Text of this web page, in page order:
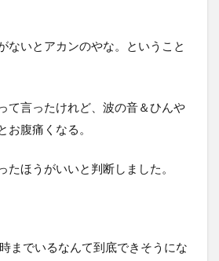
ないとアカンのやな。ということ
て言ったけれど、波の音＆ひんや
お腹痛くなる。
たほうがいいと判断しました。
までいるなんて到底できそうにな